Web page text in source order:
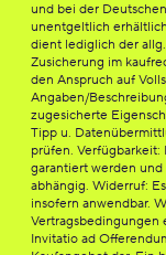
und bei der
unentgeltlich
dient lediglich der
Zusicherung im
den Anspruch auf
Angaben/
zugesicherte
Tipp u.
prüfen.
garantiert werden
abhängig. Widerruf:
insofern anwendbar.
Vertragsbedingungen
Invitatio ad